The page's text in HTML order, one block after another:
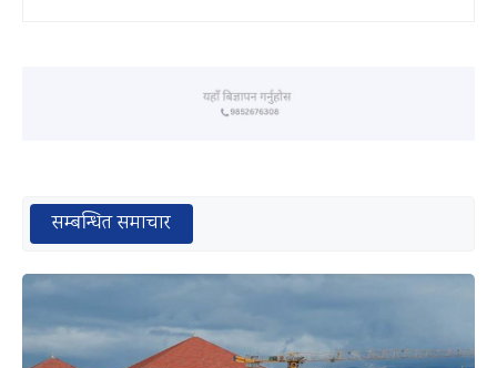
सम्बन्धित समाचार